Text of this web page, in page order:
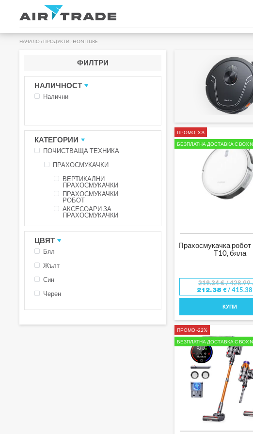
НАЧАЛО › ПРОДУКТИ › HONITURE
ПРОМО -3%
БЕЗПЛАТНА ДОСТАВКА С BOX
Прахосмукачка
T10, бяла
219.34€/ 428.99
212.38 €/ 415.38
КУПИ
ПРОМО -22%
БЕЗПЛАТНА ДОСТАВКА С BOX
ФИЛТРИ
НАЛИЧНОСТ
Налични
КАТЕГОРИИ
ПОЧИСТВАЩА ТЕХНИКА
ПРАХОСМУКАЧКИ
ВЕРТИКАЛНИ
ПРАХОСМУКАЧКИ
ПРАХОСМУКАЧКИ
РОБОТ
АКСЕСОАРИ ЗА
ПРАХОСМУКАЧКИ
ЦВЯТ
Бял
Жълт
Син
Черен